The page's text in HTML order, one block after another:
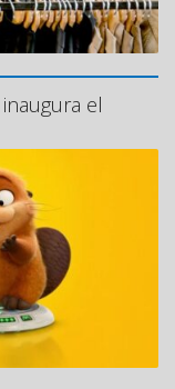
inaugura el